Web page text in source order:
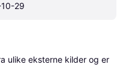
29
ulike eksterne kilder og er